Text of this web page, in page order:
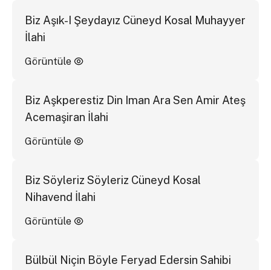
Biz Aşık-I Şeydayız Cüneyd Kosal Muhayyer
İlahi
Görüntüle
Biz Aşkperestiz Din Iman Ara Sen Amir Ateş
Acemaşiran İlahi
Görüntüle
Biz Söyleriz Söyleriz Cüneyd Kosal
Nihavend İlahi
Görüntüle
Bülbül Niçin Böyle Feryad Edersin Sahibi